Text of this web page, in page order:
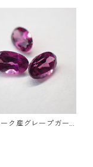
ク産グレープガー
バルカットルース
5 mm*3mm前後